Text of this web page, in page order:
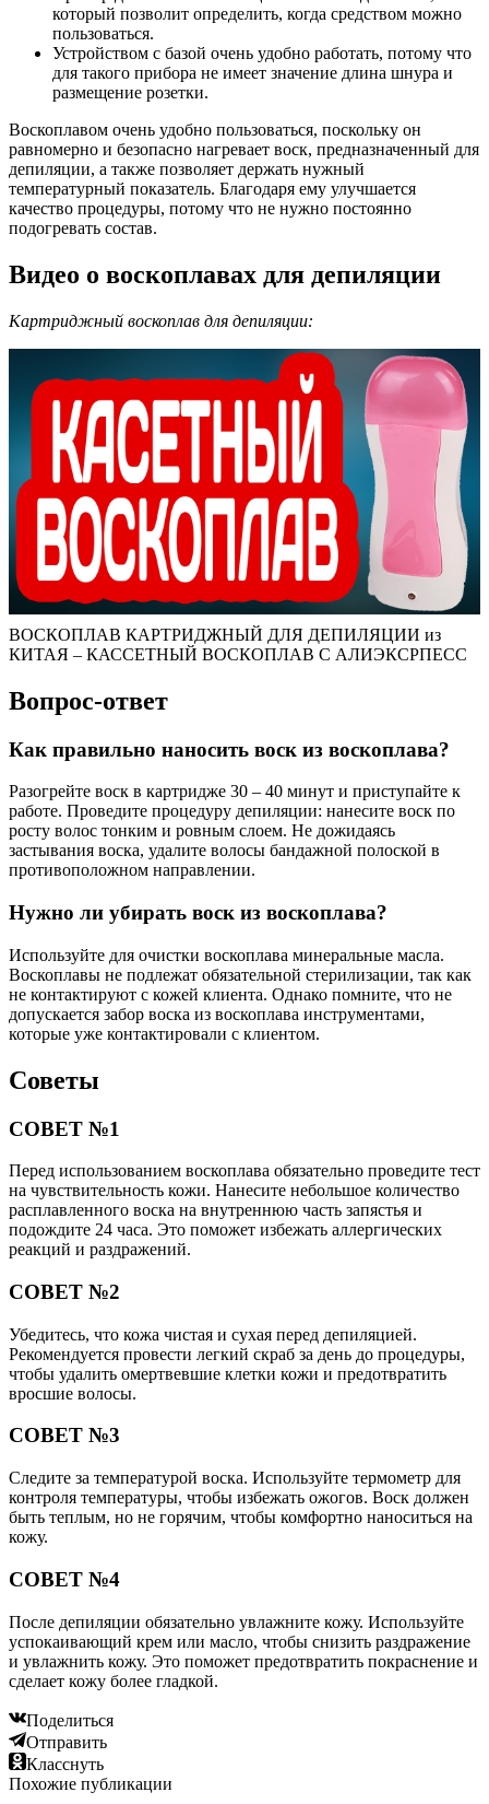
который позволит определить, когда средством можно
пользоваться.
Устройством с базой очень удобно работать, потому что
для такого прибора не имеет значение длина шнура и
размещение розетки.
Воскоплавом очень удобно пользоваться, поскольку он
равномерно и безопасно нагревает воск, предназначенный для
депиляции, а также позволяет держать нужный
температурный показатель. Благодаря ему улучшается
качество процедуры, потому что не нужно постоянно
подогревать состав.
Видео о воскоплавах для депиляции
Картриджный воскоплав для депиляции:
ВОСКОПЛАВ КАРТРИДЖНЫЙ ДЛЯ ДЕПИЛЯЦИИ из
КИТАЯ – КАССЕТНЫЙ ВОСКОПЛАВ С АЛИЭКСРПЕСС
Вопрос-ответ
Как правильно наносить воск из воскоплава?
Разогрейте воск в картридже 30 – 40 минут и приступайте к
работе. Проведите процедуру депиляции: нанесите воск по
росту волос тонким и ровным слоем. Не дожидаясь
застывания воска, удалите волосы бандажной полоской в
противоположном направлении.
Нужно ли убирать воск из воскоплава?
Используйте для очистки воскоплава минеральные масла.
Воскоплавы не подлежат обязательной стерилизации, так как
не контактируют с кожей клиента. Однако помните, что не
допускается забор воска из воскоплава инструментами,
которые уже контактировали с клиентом.
Советы
СОВЕТ №1
Перед использованием воскоплава обязательно проведите тест
на чувствительность кожи. Нанесите небольшое количество
расплавленного воска на внутреннюю часть запястья и
подождите 24 часа. Это поможет избежать аллергических
реакций и раздражений.
СОВЕТ №2
Убедитесь, что кожа чистая и сухая перед депиляцией.
Рекомендуется провести легкий скраб за день до процедуры,
чтобы удалить омертвевшие клетки кожи и предотвратить
вросшие волосы.
СОВЕТ №3
Следите за температурой воска. Используйте термометр для
контроля температуры, чтобы избежать ожогов. Воск должен
быть теплым, но не горячим, чтобы комфортно наноситься на
кожу.
СОВЕТ №4
После депиляции обязательно увлажните кожу. Используйте
успокаивающий крем или масло, чтобы снизить раздражение
и увлажнить кожу. Это поможет предотвратить покраснение и
сделает кожу более гладкой.
Поделиться
Отправить
Класснуть
Похожие публикации